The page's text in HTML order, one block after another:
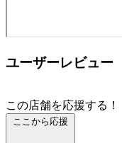
ユーザーレビュー
この店舗を応援する！
ここから応援